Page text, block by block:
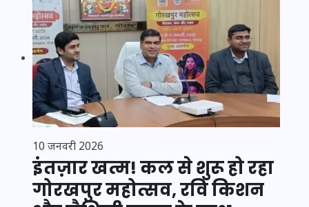
10 जनवरी 2026
इंतज़ार खत्म! कल से शुरू हो रहा
गोरखपुर महोत्सव, रवि किशन